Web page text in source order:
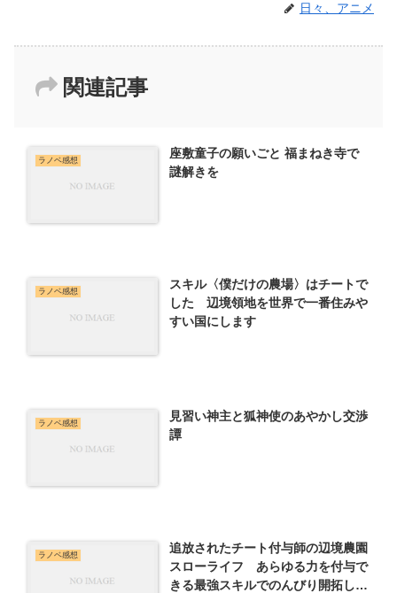
日々、アニメ
関連記事
ラノベ感想
座敷童子の願いごと 福まねき寺で
謎解きを
ラノベ感想
スキル〈僕だけの農場〉はチートで
した 辺境領地を世界で一番住みや
すい国にします
ラノベ感想
見習い神主と狐神使のあやかし交渉
譚
ラノベ感想
追放されたチート付与師の辺境農園
スローライフ あらゆる力を付与で
きる最強スキルでのんびり開拓して